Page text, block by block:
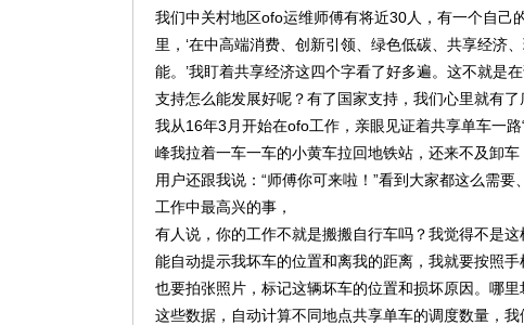
我们中关村地区ofo运维师傅有将近30人，有一个自
里，‘在中高端消费、创新引领、绿色低碳、共享经济
能。’我盯着共享经济这四个字看了好多遍。这不就是
支持怎么能发展好呢？有了国家支持，我们心里就有了
我从16年3月开始在ofo工作，亲眼见证着共享单车一
峰我拉着一车一车的小黄车拉回地铁站，还来不及卸
用户还跟我说：“师傅你可来啦！”看到大家都这么需
工作中最高兴的事，
有人说，你的工作不就是搬搬自行车吗？我觉得不是
能自动提示我坏车的位置和离我的距离，我就要按照
也要拍张照片，标记这辆坏车的位置和损坏原因。哪
这些数据，自动计算不同地点共享单车的调度数量，